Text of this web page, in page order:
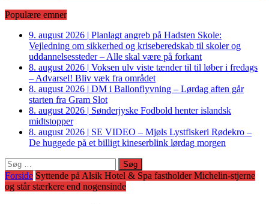
Populære emner
9. august 2026 | Planlagt angreb på Hadsten Skole:
Vejledning om sikkerhed og kriseberedskab til skoler og
uddannelsessteder – Alle skal være på forkant
8. august 2026 | Voksen ulv viste tænder til til løber i fredags
– Advarsel! Bliv væk fra området
8. august 2026 | DM i Ballonflyvning – Lørdag aften går
starten fra Gram Slot
8. august 2026 | Sønderjyske Fodbold henter islandsk
midtstopper
8. august 2026 | SE VIDEO – Mjøls Lystfiskeri Rødekro –
De huggede på et billigt kineserblink lørdag morgen
Søg
efter:
Forside Syttende på Alsik Hotel & Spa fastholder Michelin-stjerne
og står stærkere end nogensinde